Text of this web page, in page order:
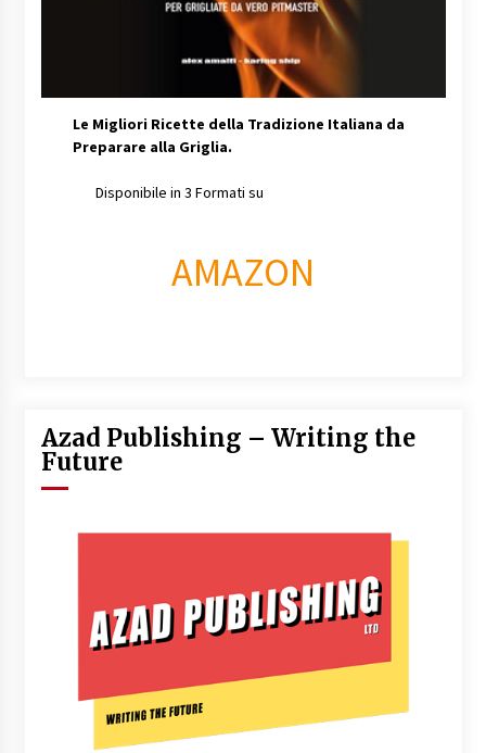
Le Migliori Ricette della Tradizione Italiana da
Preparare alla Griglia.
Disponibile in 3 Formati su
AMAZON
Azad Publishing – Writing the
Future